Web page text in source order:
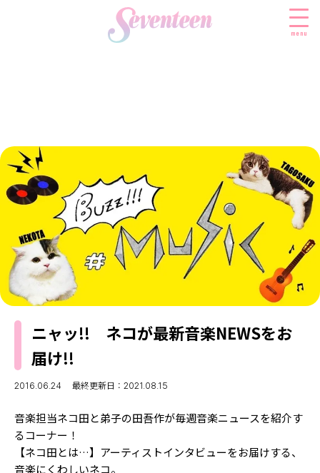
menu
FASHION
ファッションニュース
モデル私服
着回し
着痩せ
BEAUTY
ビューティニュース
トレンドメイク
ベストコスメ
ヘアアレンジ・ヘアケア
スキンケア
ボディケア
SCHOOL
スクールニュース
制服コーデ
学校ヘアメイク
勉強・受験・進路
ENTERTAINMENT
エンタメニュース
なにわ男子
K-POP
LIFESTYLE
ライフスタイルニュース
JKランキング・アワード
モデルの購入品
おでかけ
JK TREND
MODELS
MODEL'S BLOG
TikTok
Instagram
YouTube
ニャッ!! ネコが最新音楽NEWSをお
届け!!
2016.06.24 最終更新日：2021.08.15
音楽担当ネコ田と弟子の田吾作が毎週音楽ニュースを紹介す
るコーナー！
【ネコ田とは…】アーティストインタビューをお届けする、
音楽にくわしいネコ。